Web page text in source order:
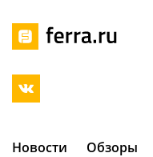
Новости Обзоры